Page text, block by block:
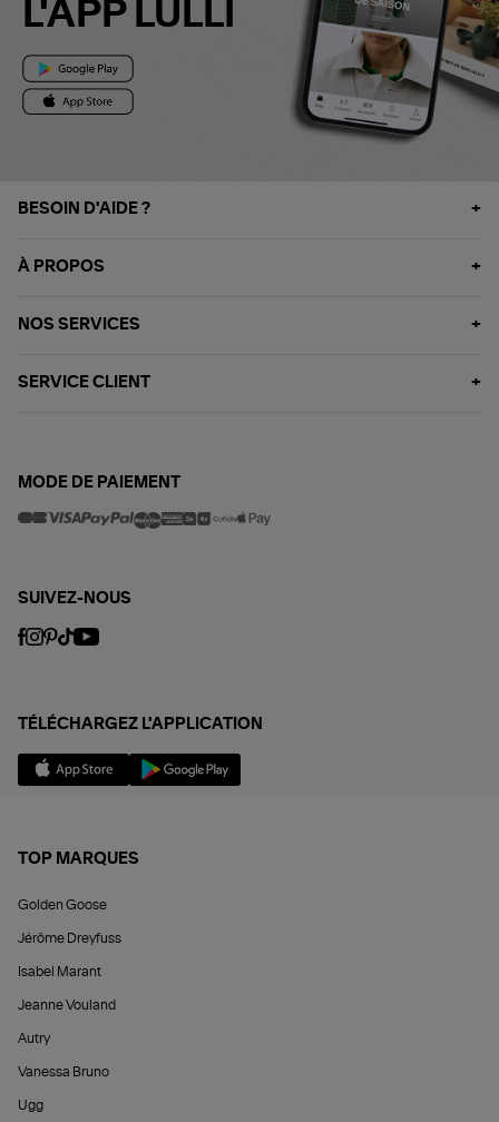
L'APP LULLI
BESOIN D'AIDE ?
À PROPOS
NOS SERVICES
SERVICE CLIENT
MODE DE PAIEMENT
SUIVEZ-NOUS
TÉLÉCHARGEZ L'APPLICATION
TOP MARQUES
Golden Goose
Jérôme Dreyfuss
Isabel Marant
Jeanne Vouland
Autry
Vanessa Bruno
Ugg